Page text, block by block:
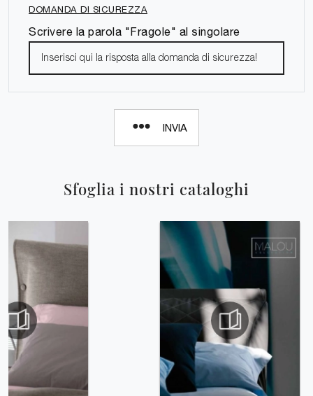
Sfoglia i nostri cataloghi
DOMANDA DI SICUREZZA
Scrivere la parola "Fragole" al singolare
INVIA